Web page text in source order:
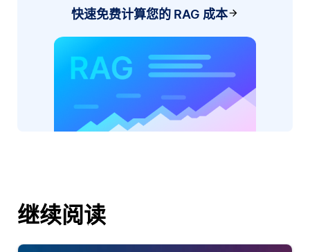
快速免费计算您的 RAG 成本
继续阅读